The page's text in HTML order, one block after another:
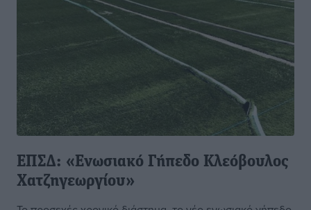
ΕΠΣΔ: «Ενωσιακό Γήπεδο Κλεόβουλος
Χατζηγεωργίου»